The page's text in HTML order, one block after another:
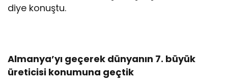
diye konuştu.
Almanya’yı geçerek dünyanın 7. büyük
üreticisi konumuna geçtik